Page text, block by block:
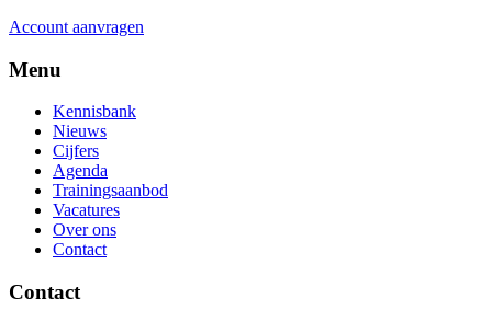
Account aanvragen
Menu
Kennisbank
Nieuws
Cijfers
Agenda
Trainingsaanbod
Vacatures
Over ons
Contact
Contact